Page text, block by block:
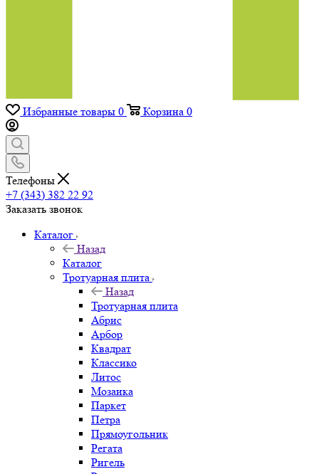
Избранные товары 0 Корзина 0
Телефоны
+7 (343) 382 22 92
Заказать звонок
Каталог
Назад
Каталог
Тротуарная плита
Назад
Тротуарная плита
Абрис
Арбор
Квадрат
Классико
Литос
Мозаика
Паркет
Петра
Прямоугольник
Регата
Ригель